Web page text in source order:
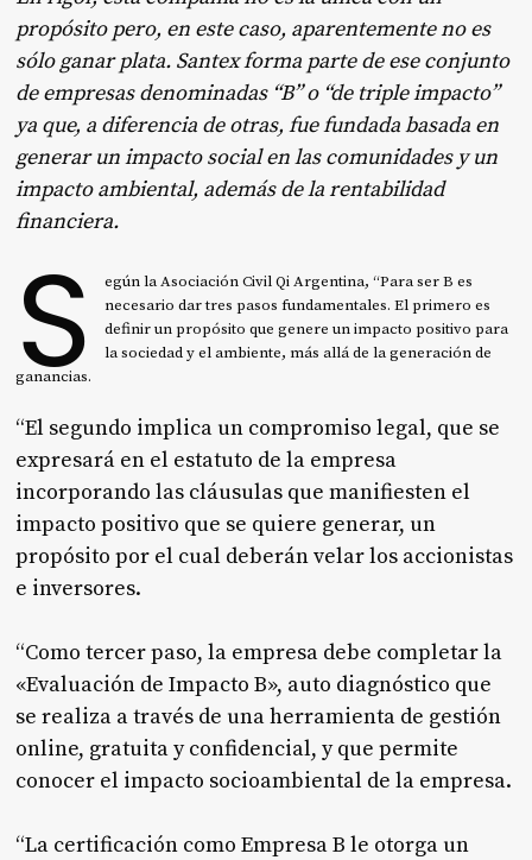
propósito pero, en este caso, aparentemente no es
sólo ganar plata. Santex forma parte de ese conjunto
de empresas denominadas “B” o “de triple impacto”
ya que, a diferencia de otras, fue fundada basada en
generar un impacto social en las comunidades y un
impacto ambiental, además de la rentabilidad
financiera.
S
egún la Asociación Civil Qi Argentina, “Para ser B es
necesario dar tres pasos fundamentales. El primero es
definir un propósito que genere un impacto positivo para
la sociedad y el ambiente, más allá de la generación de
ganancias.
“El segundo implica un compromiso legal, que se
expresará en el estatuto de la empresa
incorporando las cláusulas que manifiesten el
impacto positivo que se quiere generar, un
propósito por el cual deberán velar los accionistas
e inversores.
“Como tercer paso, la empresa debe completar la
«Evaluación de Impacto B», auto diagnóstico que
se realiza a través de una herramienta de gestión
online, gratuita y confidencial, y que permite
conocer el impacto socioambiental de la empresa.
“La certificación como Empresa B le otorga un